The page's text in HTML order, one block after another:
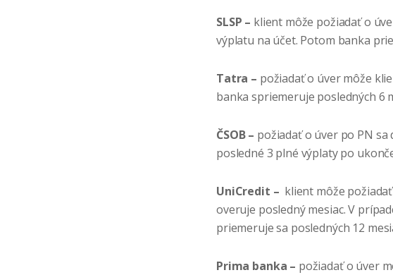
SLSP – klient môže požiadať o
výplatu na účet. Potom banka
Tatra – požiadať o úver môže
banka spriemeruje posledných 6
ČSOB – požiadať o úver po PN
posledné 3 plné výplaty po
UniCredit – klient môže
overuje posledný mesiac. V
priemeruje sa posledných 12
Prima banka – požiadať o úver